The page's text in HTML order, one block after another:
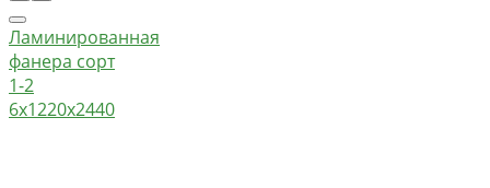
Ламинированная
фанера сорт
1-2
6х1220х2440